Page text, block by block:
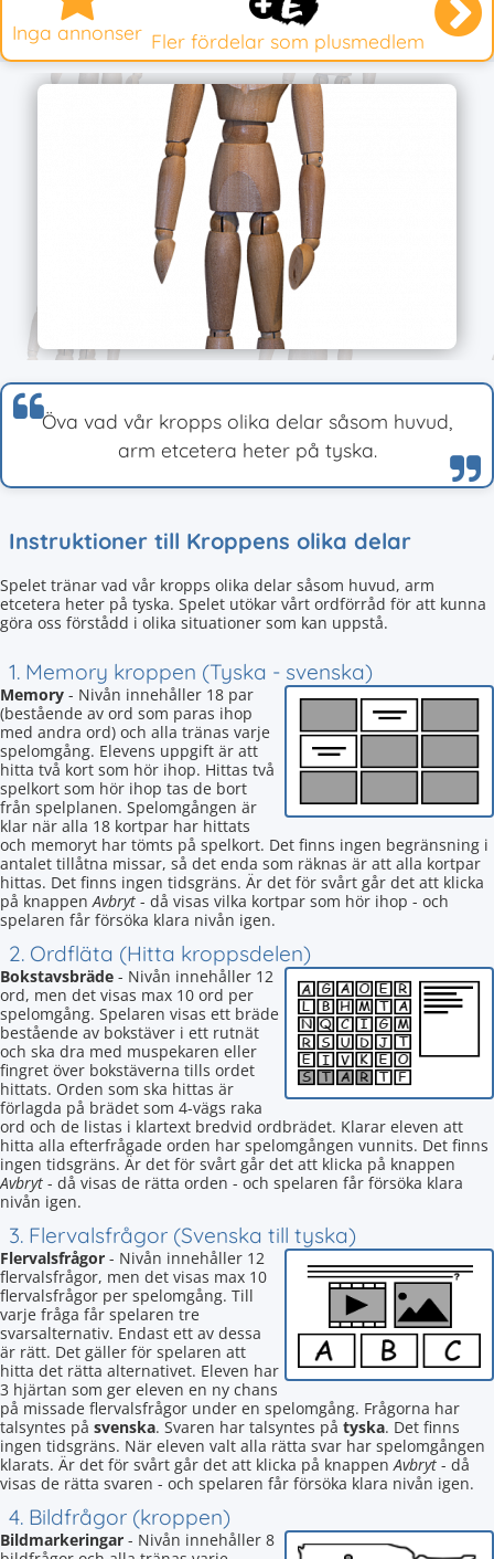
Inga annonser Fler fördelar som plusmedlem
Öva vad vår kropps olika delar såsom huvud,
arm etcetera heter på tyska.
Instruktioner till Kroppens olika delar
Spelet tränar vad vår kropps olika delar såsom huvud, arm
etcetera heter på tyska. Spelet utökar vårt ordförråd för att kunna
göra oss förstådd i olika situationer som kan uppstå.
1. Memory kroppen (Tyska - svenska)
Memory - Nivån innehåller 18 par
(bestående av ord som paras ihop
med andra ord) och alla tränas varje
spelomgång. Elevens uppgift är att
hitta två kort som hör ihop. Hittas två
spelkort som hör ihop tas de bort
från spelplanen. Spelomgången är
klar när alla 18 kortpar har hittats
och memoryt har tömts på spelkort. Det finns ingen begränsning i
antalet tillåtna missar, så det enda som räknas är att alla kortpar
hittas. Det finns ingen tidsgräns. Är det för svårt går det att klicka
på knappenAvbryt - då visas vilka kortpar som hör ihop - och
spelaren får försöka klara nivån igen.
2. Ordfläta (Hitta kroppsdelen)
Bokstavsbräde - Nivån innehåller 12
ord, men det visas max 10 ord per
spelomgång. Spelaren visas ett bräde
bestående av bokstäver i ett rutnät
och ska dra med muspekaren eller
fingret över bokstäverna tills ordet
hittats. Orden som ska hittas är
förlagda på brädet som 4-vägs raka
ord och de listas i klartext bredvid ordbrädet. Klarar eleven att
hitta alla efterfrågade orden har spelomgången vunnits. Det finns
ingen tidsgräns. Är det för svårt går det att klicka på knappen
Avbryt - då visas de rätta orden - och spelaren får försöka klara
nivån igen.
3. Flervalsfrågor (Svenska till tyska)
Flervalsfrågor - Nivån innehåller 12
flervalsfrågor, men det visas max 10
flervalsfrågor per spelomgång. Till
varje fråga får spelaren tre
svarsalternativ. Endast ett av dessa
är rätt. Det gäller för spelaren att
hitta det rätta alternativet. Eleven har
3 hjärtan som ger eleven en ny chans
på missade flervalsfrågor under en spelomgång. Frågorna har
talsyntes på svenska. Svaren har talsyntes på tyska. Det finns
ingen tidsgräns. När eleven valt alla rätta svar har spelomgången
klarats. Är det för svårt går det att klicka på knappenAvbryt - då
visas de rätta svaren - och spelaren får försöka klara nivån igen.
4. Bildfrågor (kroppen)
Bildmarkeringar - Nivån innehåller 8